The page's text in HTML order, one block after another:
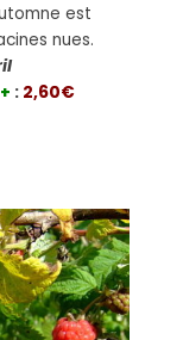
est
nues.
: 2,60€